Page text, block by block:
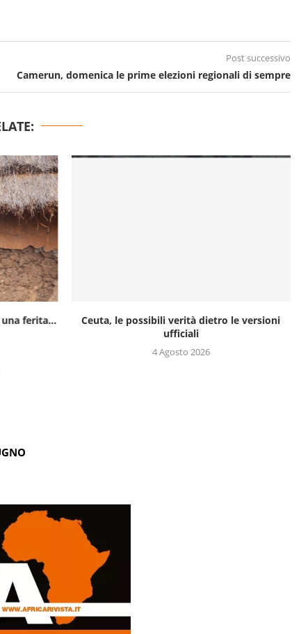
Post successivo
Camerun, domenica le prime elezioni regionali di sempre
ferita...
Ceuta, le possibili verità dietro le versioni
ufficiali
4 Agosto 2026